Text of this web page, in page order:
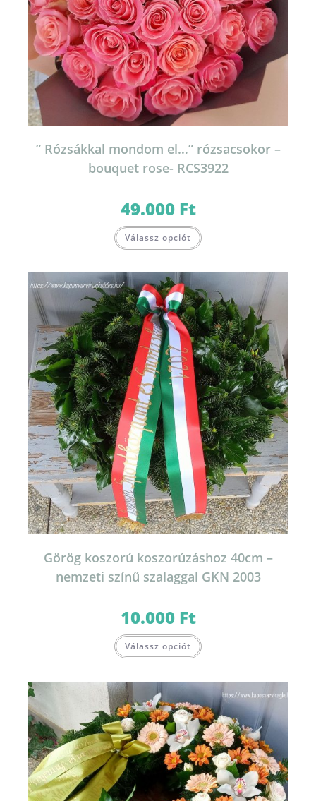
” Rózsákkal mondom el…” rózsacsokor –
bouquet rose- RCS3922
49.000 Ft
Válassz opciót
Görög koszorú koszorúzáshoz 40cm –
nemzeti színű szalaggal GKN 2003
10.000 Ft
Válassz opciót